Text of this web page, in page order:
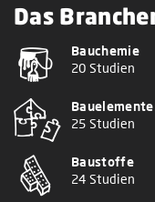
Das
Bauchemie
20 Studien
25 Studien
Baustoffe
24 Studien